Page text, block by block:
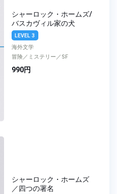
シャーロック・ホームズ/
バスカヴィル家の犬
LEVEL 3
海外文学
冒険／ミステリー／SF
990円
シャーロック・ホームズ
／四つの署名